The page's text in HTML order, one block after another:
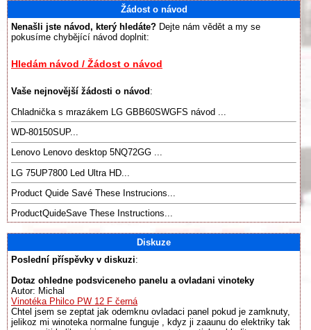
Žádost o návod
Nenašli jste návod, který hledáte? Dejte nám vědět a my se
pokusíme chybějící návod doplnit:
Hledám návod / Žádost o návod
Vaše nejnovější žádosti o návod :
Chladnička s mrazákem LG GBB60SWGFS návod ...
WD-80150SUP...
Lenovo Lenovo desktop 5NQ72GG ...
LG 75UP7800 Led Ultra HD...
Product Quide Savé These Instrucions...
ProductQuideSave These Instructions...
Diskuze
Poslední příspěvky v diskuzi:
Dotaz ohledne podsviceneho panelu a ovladani vinoteky
Autor: Michal
Vinotéka Philco PW 12 F černá
Chtel jsem se zeptat jak odemknu ovladaci panel pokud je zamknuty,
jelikoz mi winoteka normalne funguje , kdyz ji zaaunu do elektriky tak